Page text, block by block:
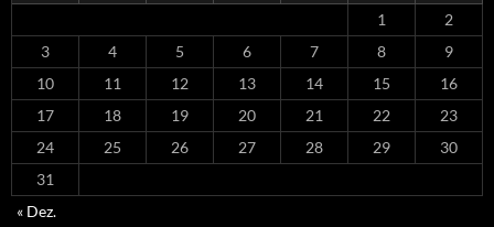
1
2
3
4 5 6 7 8
9
10
11 12 13 14 15
16
17
18 19 20 21 22
23
24
25 26 27 28 29
30
31
« Dez.